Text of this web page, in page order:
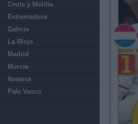
Ceuta y Melilla
Extremadura
Galicia
La Rioja
Madrid
Murcia
Navarra
País Vasco